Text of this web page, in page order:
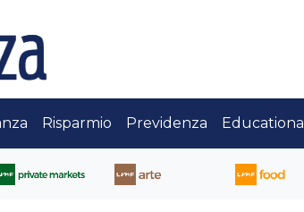
Risparmio Previdenza Educational